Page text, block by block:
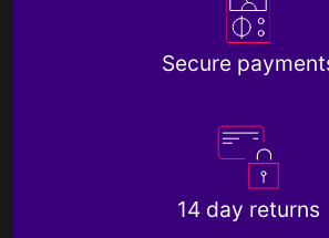
Secure
14 day returns